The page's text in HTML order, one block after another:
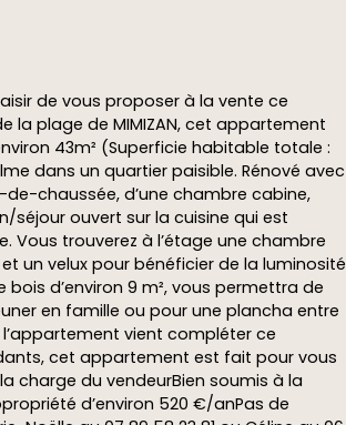
de vous proposer à la vente ce
la plage de MIMIZAN, cet appartement
43m² (Superficie habitable totale :
dans un quartier paisible. Rénové avec
chaussée, d’une chambre cabine,
séjour ouvert sur la cuisine qui est
Vous trouverez à l’étage une chambre
un velux pour bénéficier de la luminosité
bois d’environ 9 m², vous permettra de
en famille ou pour une plancha entre
vient compléter ce
cet appartement est fait pour vous
charge du vendeurBien soumis à la
d’environ 520 €/anPas de